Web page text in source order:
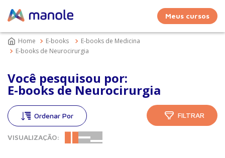
Meus cursos
E-books
E-books de Medicina
E-books de Neurocirurgia
Você pesquisou por:
E-books de Neurocirurgia
VISUALIZAÇÃO:
FILTRAR